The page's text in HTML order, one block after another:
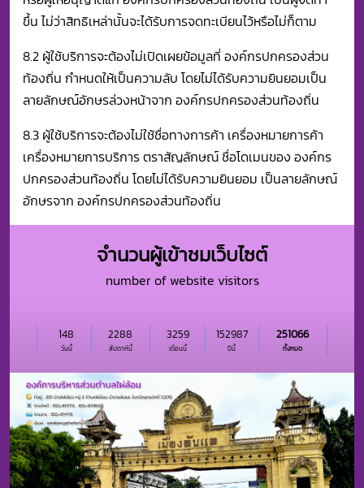
ขึ้น ไม่ว่าสิทธิเหล่านั้นจะได้รับการจดทะเบียนไว้หรือไม่ก็ตาม
8.2 ผู้ใช้บริการจะต้องไม่เปิดเผยข้อมูลที่ องค์กรปกครองส่วน
ท้องถิ่น กำหนดให้เป็นความลับ โดยไม่ได้รับความยินยอมเป็น
ลายลักษณ์อักษรล่วงหน้าจาก องค์กรปกครองส่วนท้องถิ่น
8.3 ผู้ใช้บริการจะต้องไม่ใช้ชื่อทางการค้า เครื่องหมายการค้า
เครื่องหมายการบริการ ตราสัญลักษณ์ ชื่อโดเมนของ องค์กร
ปกครองส่วนท้องถิ่น โดยไม่ได้รับความยินยอม เป็นลายลักษณ์
อักษรจาก องค์กรปกครองส่วนท้องถิ่น
จำนวนผู้เข้าชมเว็บไซต์
number of website visitors
วันนี้
148
สัปดาห์นี้
2288
เดือนนี้
3259
ปีนี้
152987
ทั้งหมด
251066